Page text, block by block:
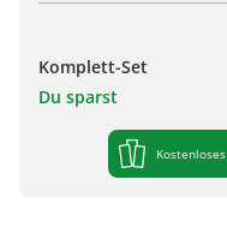
Komplett-Set
Du sparst
Kostenloses